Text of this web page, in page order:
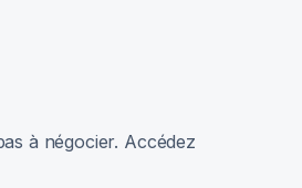
à négocier. Accédez